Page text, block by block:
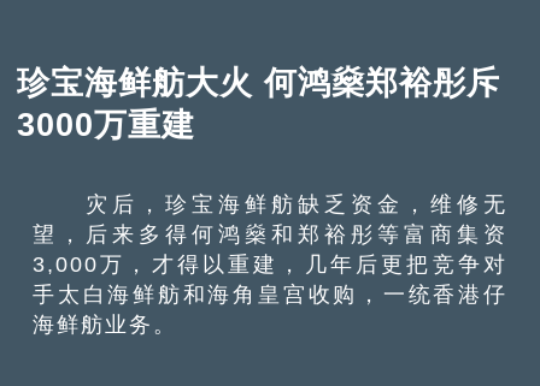
珍宝海鲜舫大火 何鸿燊郑裕彤斥
3000万重建
灾后，珍宝海鲜舫缺乏资金，维修无
望，后来多得何鸿燊和郑裕彤等富商集资
3,000万，才得以重建，几年后更把竞争对
手太白海鲜舫和海角皇宫收购，一统香港仔
海鲜舫业务。